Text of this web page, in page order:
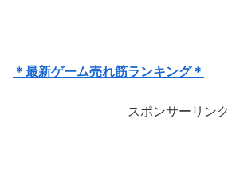
＊最新ゲーム売れ筋ランキング＊
スポンサーリンク